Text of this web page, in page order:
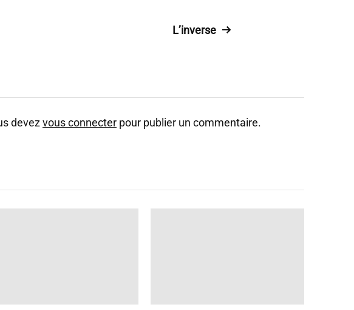
L’inverse
devezvous connecter pour publier un commentaire.